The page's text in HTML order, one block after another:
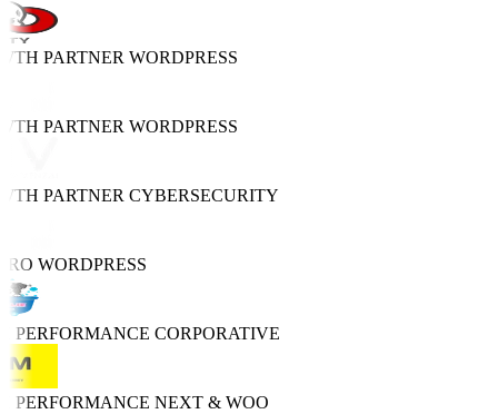
PARTNERWORDPRESS
PARTNERWORDPRESS
PARTNERCYBERSECURITY
WORDPRESS
PERFORMANCECORPORATIVE
PERFORMANCENEXT & WOO